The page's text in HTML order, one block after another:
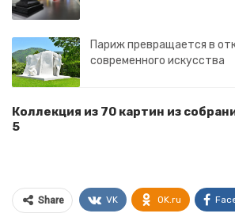
Париж превращается в
современного искусства
Коллекция из 70 картин из
5
Share VK OK.ru